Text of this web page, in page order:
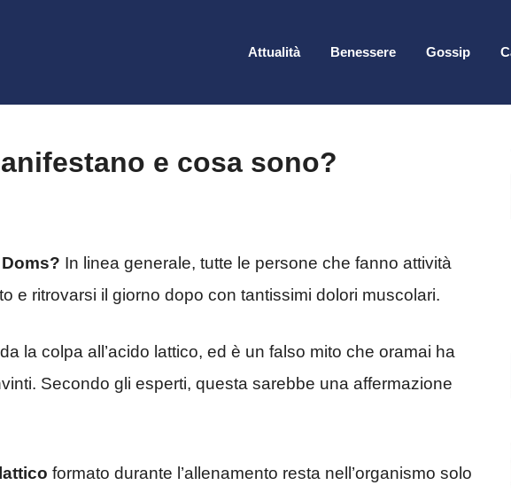
Attualità Benessere Gossip
e cosa sono?
In linea generale, tutte le persone che fanno attività
e ritrovarsi il giorno dopo con tantissimi dolori muscolari.
la colpa all’acido lattico, ed è un falso mito che oramai ha
Secondo gli esperti, questa sarebbe una affermazione
formato durante l’allenamento resta nell’organismo solo